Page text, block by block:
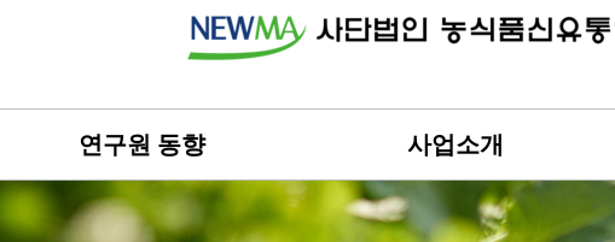
연구원 동향 사업소개